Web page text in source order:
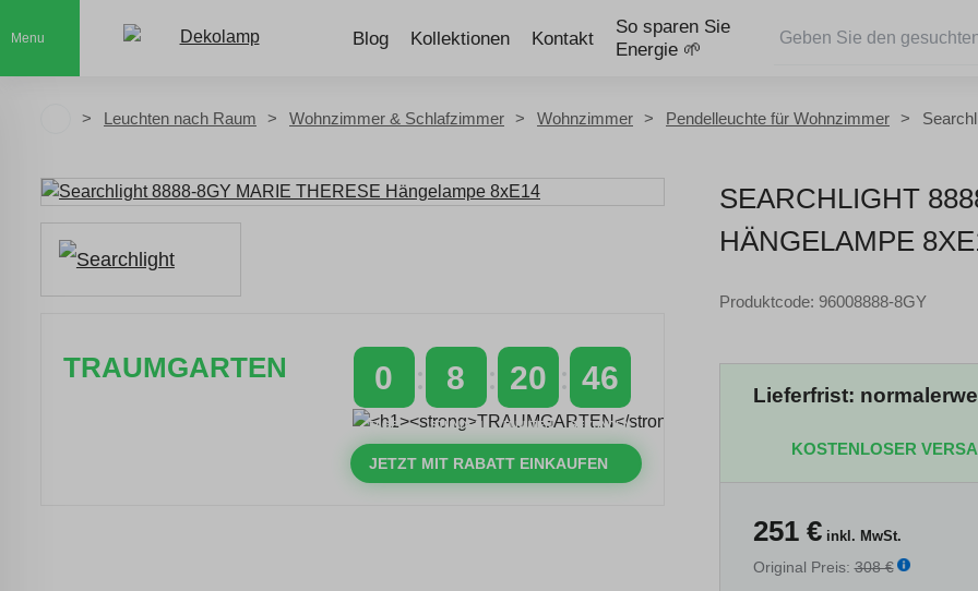
Menu Blog Kollektionen Kontakt
So sparen Sie
Energie 🌱
Leuchten nach Raum Wohnzimmer & Schlafzimmer Wohnzimmer Pendelleuchte für Wohnzimmer
SEARCHLIGHT
HÄNGELAMPE
TRAUMGARTEN 0
TAGE
8
STUNDEN
20
MINUTEN
45
SEKUNDEN
JETZT MIT RABATT EINKAUFEN
Produktcode: 96008888-8GY
Lieferfrist:
KOSTENLOSER
251€inkl. MwSt.
Original Preis:308 €